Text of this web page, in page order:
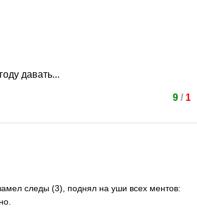
давать...
9/ 1
следы (3), поднял на уши всех ментов: